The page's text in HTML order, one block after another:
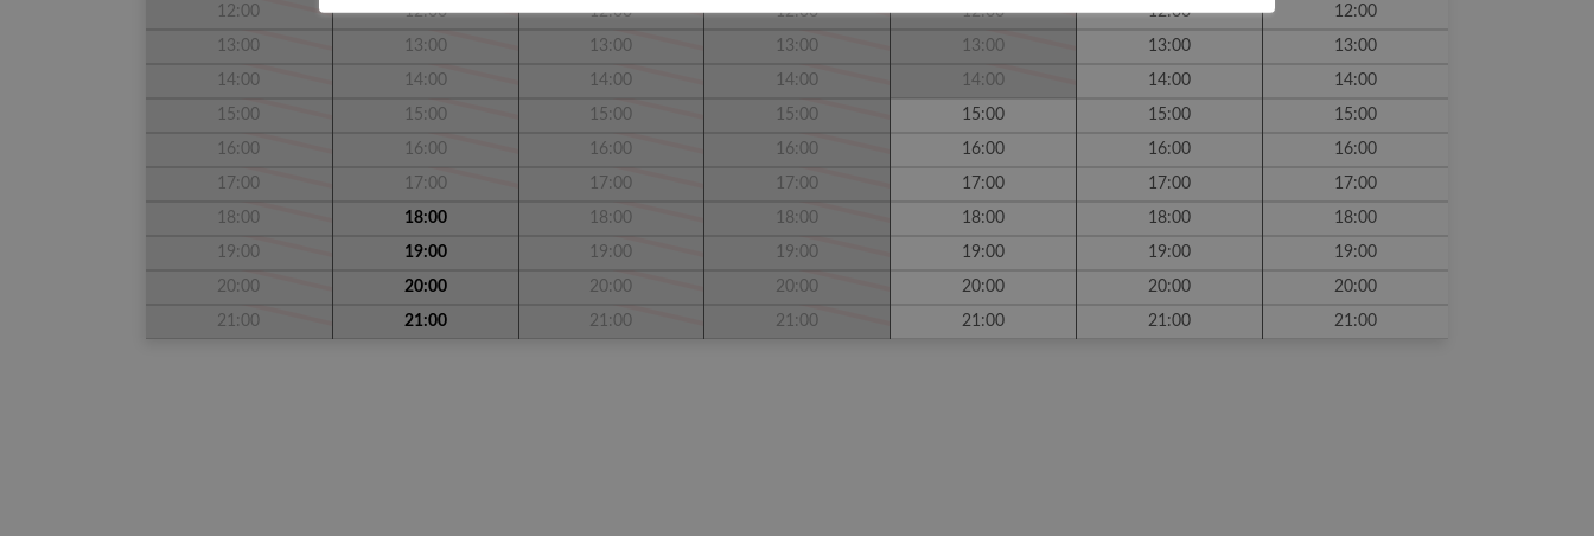
12:00
13:00
14:00
15:00
16:00
17:00
18:00
19:00
20:00
21:00
12:00
13:00
14:00
15:00
16:00
17:00
18:00
19:00
20:00
21:00
12:00
13:00
14:00
15:00
16:00
17:00
18:00
19:00
20:00
21:00
12:00
13:00
14:00
15:00
16:00
17:00
18:00
19:00
20:00
21:00
12:00
13:00
14:00
15:00
16:00
17:00
18:00
19:00
20:00
21:00
12:00
13:00
14:00
15:00
16:00
17:00
18:00
19:00
20:00
21:00
12:00
13:00
14:00
15:00
16:00
17:00
18:00
19:00
20:00
21:00